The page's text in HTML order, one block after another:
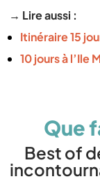
→ Lire aussi :
Itinéraire 15
10 jours à l’Ile
Que
Best of